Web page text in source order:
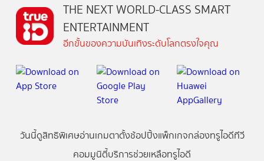
THE NEXT WORLD-CLASS SMART
ENTERTAINMENT
อีกขั้นของความบันเทิงระดับโลกตรงใจคุณ
วันนี้ดูสิทธิพิเศษอ่านเกมตาตั้งช้อปปิ้งแพ็กเกจกล่องทรูไอดีทีวี
คอมมูนิตี้บริการช่วยเหลือทรูไอดี